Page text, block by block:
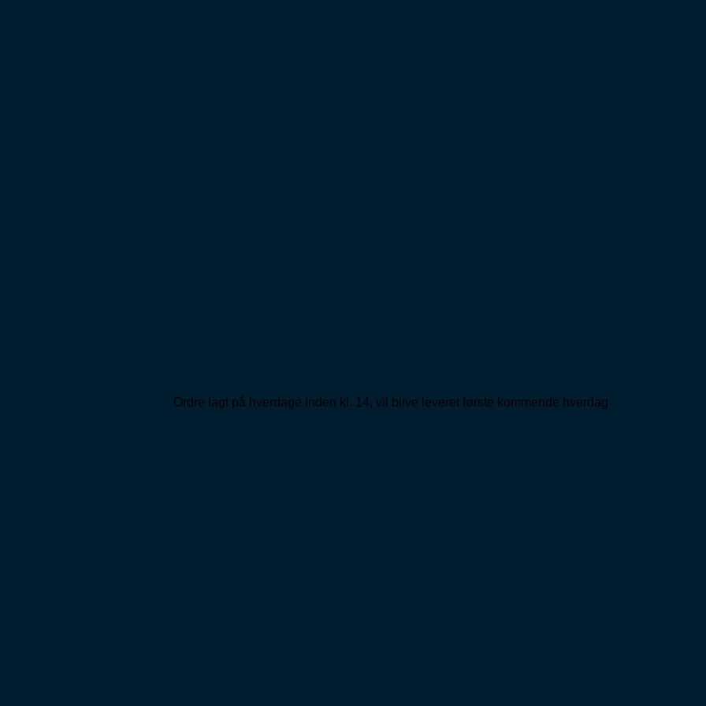
Ordre lagt på hverdage inden kl. 14, vil blive leveret første kommende hverdag